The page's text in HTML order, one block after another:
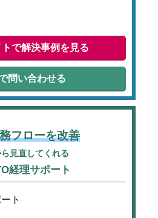
で解決事例を見る
問い合わせる
フローを改善
見直してくれる
経理サポート